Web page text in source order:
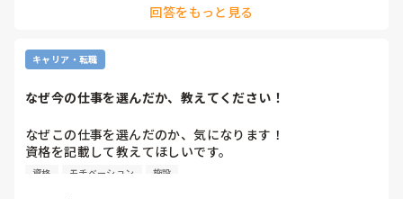
回答をもっと見る
キャリア・転職
なぜ今の仕事を選んだか、教えてください！
なぜこの仕事を選んだのか、気になります！
資格を記載して教えてほしいです。
資格 モチベーション 施設